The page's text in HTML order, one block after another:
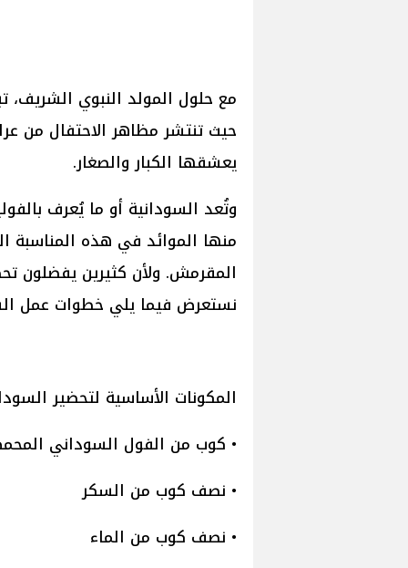
مع حلول المولد النبوي الشريف،
حيث تنتشر مظاهر الاحتفال من
يعشقها الكبار والصغار.
وتُعد السودانية أو ما يُعرف
منها الموائد في هذه المناسبة
المقرمش. ولأن كثيرين يفضلون
نستعرض فيما يلي خطوات عمل
المكونات الأساسية لتحضير
• كوب من الفول السوداني
• نصف كوب من السكر
• نصف كوب من الماء